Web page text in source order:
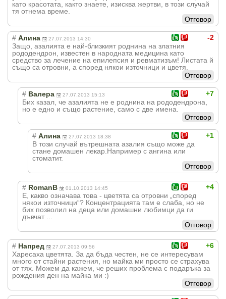
като красотата, както знаете, изисква жертви, в този случай
тя отнема време.
Отговор
-2
# Алина 27.07.2013 14:30
Защо, азалията е най-близкият роднина на златния
рододендрон, известен в народната медицина като
средство за лечение на епилепсия и ревматизъм! Листата й
също са отровни, а според някои източници и цветя.
Отговор
+7
# Валера 27.07.2013 15:13
Бих казал, че азалията не е роднина на рододендрона,
но е едно и също растение, само с две имена.
Отговор
+1
# Алина 27.07.2013 18:38
В този случай вътрешната азалия също може да
стане домашен лекар.Например с ангина или
стоматит.
Отговор
+4
# RomanB 01.10.2013 14:45
Е, какво означава това - цветята са отровни „според
някои източници“? Концентрацията там е слаба, но не
бих позволил на деца или домашни любимци да ги
дъвчат ...
Отговор
+6
# Напред 27.07.2013 09:56
Харесаха цветята. За да бъда честен, не се интересувам
много от стайни растения, но майка ми просто се страхува
от тях. Можем да кажем, че реших проблема с подаръка за
рождения ден на майка ми :)
Отговор